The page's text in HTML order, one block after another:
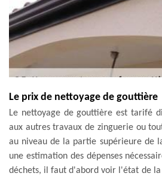
Le prix de nettoyage de gouttière
Le nettoyage de gouttière est tarifé
aux autres travaux de zinguerie ou
au niveau de la partie supérieure de
une estimation des dépenses
déchets, il faut d'abord voir l'état de